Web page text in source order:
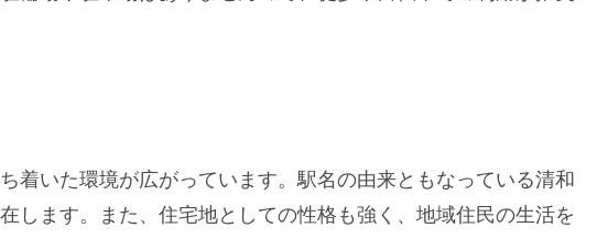
着いた環境が広がっています。駅名の由来ともなっている清和
します。また、住宅地としての性格も強く、地域住民の生活を